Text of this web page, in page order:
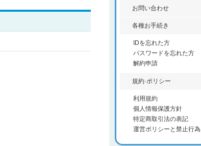
お問い合わせ
各種お手続き
IDを忘れた方
パスワードを忘れた方
解約申請
規約·ポリシー
利用規約
個人情報保護方針
特定商取引法の表記
運営ポリシーと禁止行為